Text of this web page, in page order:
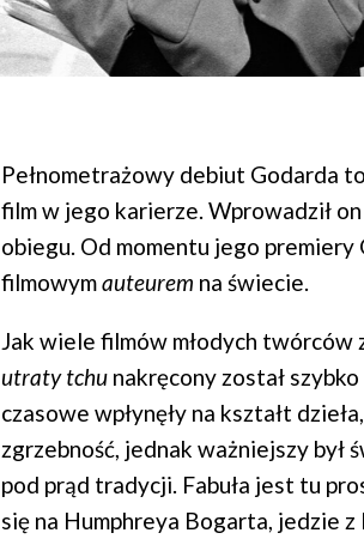
Pełnometrażowy debiut Godarda
film w jego karierze. Wprowadził
obiegu. Od momentu jego premiery
filmowymauteurem na świecie.
Jak wiele filmów młodych
utraty tchu nakręcony został
czasowe wpłynęły na kształt
zgrzebność, jednak ważniejszy był
pod prąd tradycji. Fabuła jest tu
się na Humphreya Bogarta, jedzie